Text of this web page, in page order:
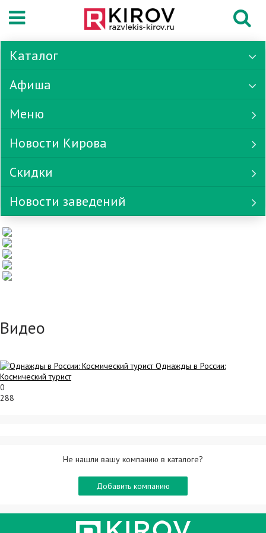
Каталог
Афиша
Меню
Новости Кирова
Скидки
Новости заведений
Видео
Однажды в России:
Космический турист
0
288
Не нашли вашу компанию в каталоге?
Добавить компанию